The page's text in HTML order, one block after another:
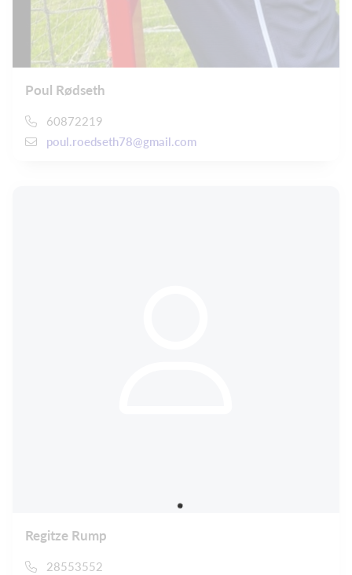
Poul Rødseth
60872219
poul.roedseth78@gmail.com
Regitze Rump
28553552